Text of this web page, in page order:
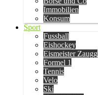
Immobilien
Konsum
Sport
Fussball
Eishockey
Eismeister Zaugg
Formel 1
Tennis
Velo
Ski